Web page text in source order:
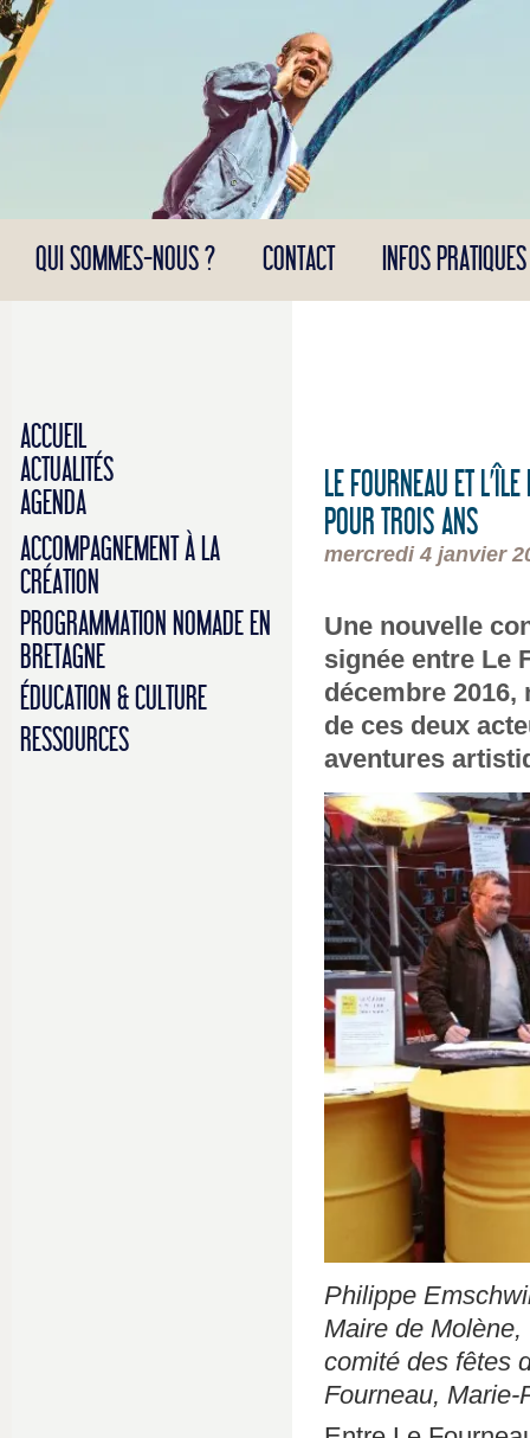
Panneau de gestion des cookies
QUI SOMMES-NOUS ? CONTACT INFOS PRATIQUES
ACCUEIL
ACTUALITÉS
AGENDA
ACCOMPAGNEMENT À LA
CRÉATION
PROGRAMMATION NOMADE EN
BRETAGNE
ÉDUCATION & CULTURE
RESSOURCES
LE FOURNEAU ET
POUR TROIS ANS
mercredi 4 janvier
Une nouvelle
signée entre Le
décembre
de ces deux
aventures
Philippe
Maire de
comité des fêtes
Fourneau,